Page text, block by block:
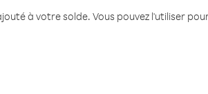
à votre solde. Vous pouvez l'utiliser